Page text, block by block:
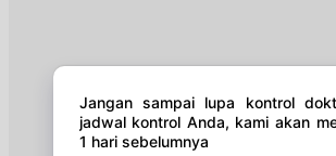
EKSEKUTIF
Senin, 17/08/2026
Jam 17:00 - 18:00